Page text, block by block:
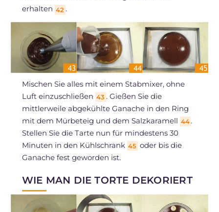
erhalten 42 .
Mischen Sie alles mit einem Stabmixer, ohne
Luft einzuschließen 43 . Gießen Sie die
mittlerweile abgekühlte Ganache in den Ring
mit dem Mürbeteig und dem Salzkaramell 44 .
Stellen Sie die Tarte nun für mindestens 30
Minuten in den Kühlschrank 45 oder bis die
Ganache fest geworden ist.
WIE MAN DIE TORTE DEKORIERT